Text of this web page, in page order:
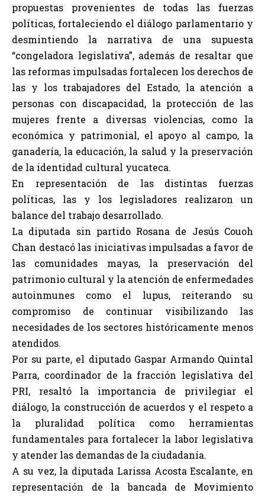
propuestas provenientes de todas las fuerzas
políticas, fortaleciendo el diálogo parlamentario y
desmintiendo la narrativa de una supuesta
“congeladora legislativa”, además de resaltar que
las reformas impulsadas fortalecen los derechos de
las y los trabajadores del Estado, la atención a
personas con discapacidad, la protección de las
mujeres frente a diversas violencias, como la
económica y patrimonial, el apoyo al campo, la
ganadería, la educación, la salud y la preservación
de la identidad cultural yucateca.
En representación de las distintas fuerzas
políticas, las y los legisladores realizaron un
balance del trabajo desarrollado.
La diputada sin partido Rosana de Jesús Couoh
Chan destacó las iniciativas impulsadas a favor de
las comunidades mayas, la preservación del
patrimonio cultural y la atención de enfermedades
autoinmunes como el lupus, reiterando su
compromiso de continuar visibilizando las
necesidades de los sectores históricamente menos
atendidos.
Por su parte, el diputado Gaspar Armando Quintal
Parra, coordinador de la fracción legislativa del
PRI, resaltó la importancia de privilegiar el
diálogo, la construcción de acuerdos y el respeto a
la pluralidad política como herramientas
fundamentales para fortalecer la labor legislativa
y atender las demandas de la ciudadanía.
A su vez, la diputada Larissa Acosta Escalante, en
representación de la bancada de Movimiento